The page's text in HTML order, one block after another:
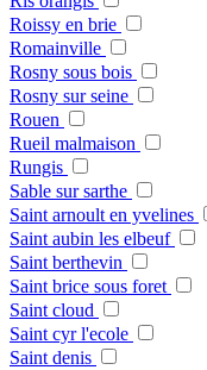
Roissy en brie
Romainville
Rosny sous bois
Rosny sur seine
Rouen
Rueil malmaison
Rungis
Sable sur sarthe
Saint arnoult en yvelines
Saint aubin les elbeuf
Saint berthevin
Saint brice sous foret
Saint cloud
Saint cyr l'ecole
Saint denis